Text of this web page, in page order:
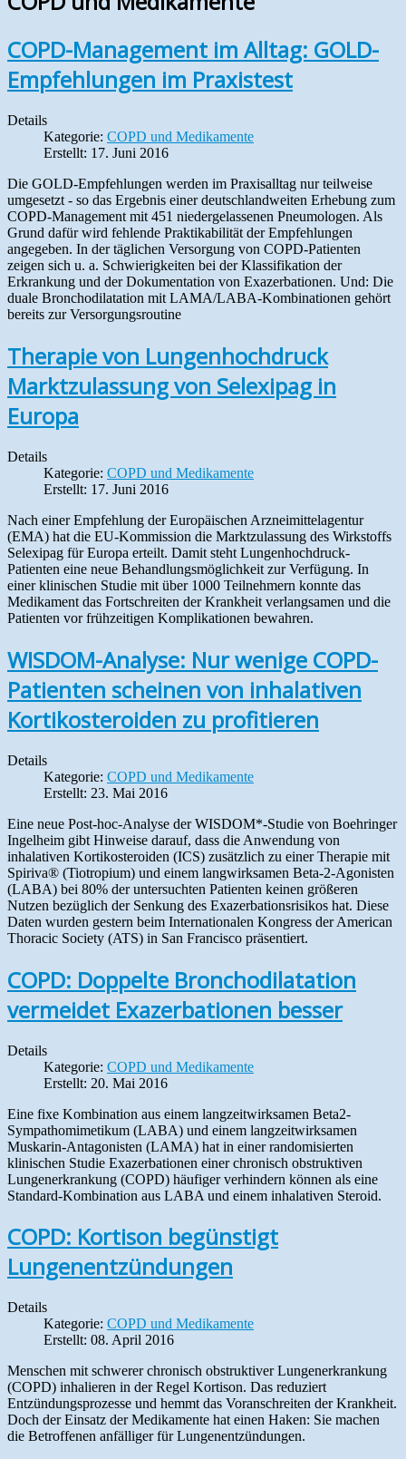
COPD-Management im Alltag: GOLD-
Empfehlungen im Praxistest
Details
Kategorie: COPD und Medikamente
Erstellt: 17. Juni 2016
Die GOLD-Empfehlungen werden im Praxisalltag nur teilweise
umgesetzt - so das Ergebnis einer deutschlandweiten Erhebung zum
COPD-Management mit 451 nieder­gelassenen Pneumologen. Als
Grund dafür wird fehlende Praktikabilität der Empfehlungen
angegeben. In der täglichen Versorgung von COPD-Patienten
zeigen sich u. a. Schwierigkeiten bei der Klassifikation der
Erkrankung und der Dokumentation von Exazerbationen. Und: Die
duale Broncho­dilatation mit LAMA/LABA-Kombinationen gehört
bereits zur Versorgungsroutine
Therapie von Lungenhochdruck
Marktzulassung von Selexipag in
Europa
Details
Kategorie: COPD und Medikamente
Erstellt: 17. Juni 2016
Nach einer Empfehlung der Europäischen Arzneimittelagentur
(EMA) hat die EU-Kommission die Marktzulassung des Wirkstoffs
Selexipag für Europa erteilt. Damit steht Lungenhochdruck-
Patienten eine neue Behandlungsmöglichkeit zur Verfügung. In
einer klinischen Studie mit über 1000 Teilnehmern konnte das
Medikament das Fortschreiten der Krankheit verlangsamen und die
Patienten vor frühzeitigen Komplikationen bewahren.
WISDOM-Analyse: Nur wenige COPD-
Patienten scheinen von inhalativen
Kortikosteroiden zu profitieren
Details
Kategorie: COPD und Medikamente
Erstellt: 23. Mai 2016
Eine neue Post-hoc-Analyse der WISDOM*-Studie von Boehringer
Ingelheim gibt Hinweise darauf, dass die Anwendung von
inhalativen Kortikosteroiden (ICS) zusätzlich zu einer Therapie mit
Spiriva® (Tiotropium) und einem langwirksamen Beta-2-Agonisten
(LABA) bei 80% der untersuchten Patienten keinen größeren
Nutzen bezüglich der Senkung des Exazerbationsrisikos hat. Diese
Daten wurden gestern beim Internationalen Kongress der American
Thoracic Society (ATS) in San Francisco präsentiert.
COPD: Doppelte Bronchodilatation
vermeidet Exazerbationen besser
Details
Kategorie: COPD und Medikamente
Erstellt: 20. Mai 2016
Eine fixe Kombination aus einem langzeitwirksamen Beta2-
Sympathomime­tikum (LABA) und einem langzeitwirksamen
Muskarin-Antagonisten (LAMA) hat in einer randomisierten
klinischen Studie Exazerbationen einer chronisch obstruktiven
Lungenerkrankung (COPD) häufiger verhindern können als eine
Standard-Kombination aus LABA und einem inhalativen Steroid.
COPD: Kortison begünstigt
Lungenentzündungen
Details
Kategorie: COPD und Medikamente
Erstellt: 08. April 2016
Menschen mit schwerer chronisch obstruktiver Lungenerkrankung
(COPD) inhalieren in der Regel Kortison. Das reduziert
Entzündungsprozesse und hemmt das Voranschreiten der Krankheit.
Doch der Einsatz der Medikamente hat einen Haken: Sie machen
die Betroffenen anfälliger für Lungenentzündungen.